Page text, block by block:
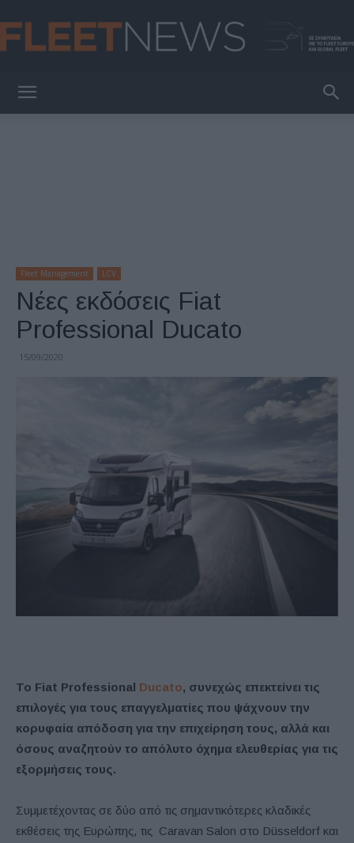
Fleet Management LCV
Νέες εκδόσεις Fiat
Professional Ducato
15/09/2020
Το Fiat Professional Ducato, συνεχώς επεκτείνει τις
επιλογές για τους επαγγελματίες που ψάχνουν την
κορυφαία απόδοση για την επιχείρηση τους, αλλά και
όσους αναζητούν το απόλυτο όχημα ελευθερίας για τις
εξορμήσεις τους.
Συμμετέχοντας σε δύο από τις σημαντικότερες κλαδικές
εκθέσεις της Ευρώπης, τις Caravan Salon στο Düsseldorf και